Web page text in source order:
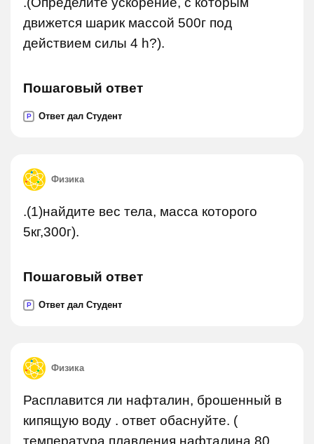
движется шарик массой 500г под
действием силы 4 h?).
Пошаговый ответ
P Ответ дал Студент
Физика
.(1)найдите вес тела, масса которого
5кг,300г).
Пошаговый ответ
P Ответ дал Студент
Физика
Расплавится ли нафталин, брошенный в
кипящую воду . ответ обаснуйте. (
температура плавления нафталина 80